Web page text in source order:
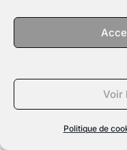
Voir
Politique de